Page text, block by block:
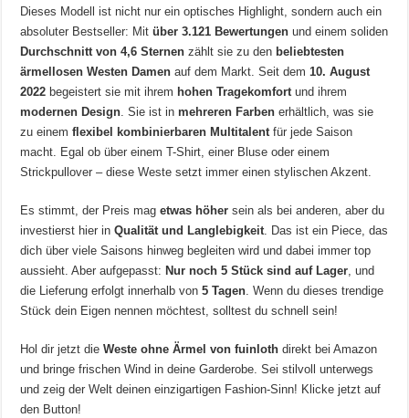
Dieses Modell ist nicht nur ein optisches Highlight, sondern auch ein
absoluter Bestseller: Mitüber 3.121 Bewertungen und einem soliden
Durchschnitt von 4,6 Sternen zählt sie zu den beliebtesten
ärmellosen Westen Damen auf dem Markt. Seit dem 10. August
2022 begeistert sie mit ihrem hohen Tragekomfort und ihrem
modernen Design . Sie ist inmehreren Farben erhältlich, was sie
zu einemflexibel kombinierbaren Multitalent für jede Saison
macht. Egal ob über einem T-Shirt, einer Bluse oder einem
Strickpullover – diese Weste setzt immer einen stylischen Akzent.
Es stimmt, der Preis magetwas höher sein als bei anderen, aber du
investierst hier inQualität und Langlebigkeit . Das ist ein Piece, das
dich über viele Saisons hinweg begleiten wird und dabei immer top
aussieht. Aber aufgepasst: Nur noch 5 Stück sind auf Lager , und
die Lieferung erfolgt innerhalb von5 Tagen . Wenn du dieses trendige
Stück dein Eigen nennen möchtest, solltest du schnell sein!
Hol dir jetzt dieWeste ohne Ärmel von fuinloth direkt bei Amazon
und bringe frischen Wind in deine Garderobe. Sei stilvoll unterwegs
und zeig der Welt deinen einzigartigen Fashion-Sinn! Klicke jetzt auf
den Button!